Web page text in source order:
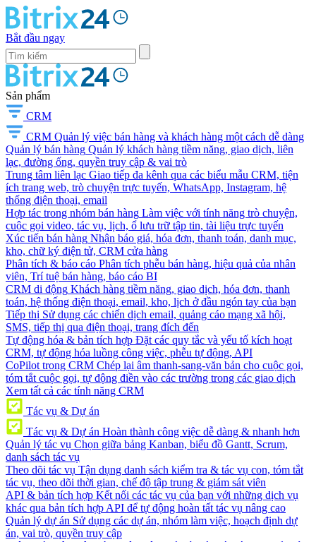
Bắt đầu ngay
Sản phẩm
CRM
CRM Quản lý việc bán hàng và khách hàng một cách dễ dàng
Quản lý bán hàng Quản lý khách hàng tiềm năng, giao dịch, liên
lạc, đường ống, quyền truy cập & vai trò
Trung tâm liên lạc Giao tiếp đa kênh qua các biểu mẫu CRM, tiện
ích trang web, trò chuyện trực tuyến, WhatsApp, Instagram, hệ
thống điện thoại, email
Hợp tác trong nhóm bán hàng Làm việc với tính năng trò chuyện,
cuộc gọi video, tác vụ, lịch, ổ lưu trữ tập tin, tài liệu trực tuyến
Xúc tiến bán hàng Nhận báo giá, hóa đơn, thanh toán, danh mục,
kho, chữ ký điện tử, CRM cửa hàng
Phân tích & báo cáo Phân tích phễu bán hàng, hiệu quả của nhân
viên, Trí tuệ bán hàng, báo cáo BI
CRM di động Khách hàng tiềm năng, giao dịch, hóa đơn, thanh
toán, hệ thống điện thoại, email, kho, lịch ở đầu ngón tay của bạn
Tiếp thị Sử dụng các chiến dịch email, quảng cáo mạng xã hội,
SMS, tiếp thị qua điện thoại, trang đích đến
Tự động hóa & bản tích hợp Đặt các quy tắc và yếu tố kích hoạt
CRM, tự động hóa luồng công việc, phễu tự động, API
CoPilot trong CRM Chép lại âm thanh-sang-văn bản cho cuộc gọi,
tóm tắt cuộc gọi, tự động điền vào các trường trong các giao dịch
Xem tất cả các tính năng CRM
Tác vụ & Dự án
Tác vụ & Dự án Hoàn thành công việc dễ dàng & nhanh hơn
Quản lý tác vụ Chọn giữa bảng Kanban, biểu đồ Gantt, Scrum,
danh sách tác vụ
Theo dõi tác vụ Tận dụng danh sách kiểm tra & tác vụ con, tóm tắt
tác vụ, theo dõi thời gian, chế độ tập trung & giám sát viên
API & bản tích hợp Kết nối các tác vụ của bạn với những dịch vụ
khác qua bản tích hợp API để tự động hoàn tất tác vụ nâng cao
Quản lý dự án Sử dụng các dự án, nhóm làm việc, hoạch định dự
án, vai trò, quyền truy cập